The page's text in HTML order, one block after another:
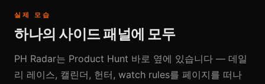
실제 모습
하나의 사이드 패널에 모두
PH Radar는 Product Hunt 바로 옆에 있습니다 — 데일
리 레이스, 캘린더, 헌터, watch rules를 페이지를 떠나